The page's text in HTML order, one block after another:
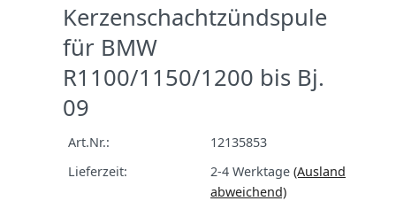
Kerzenschachtzündspule
für BMW
R1100/1150/1200 bis Bj.
09
Art.Nr.:
12135853
Lieferzeit:
2-4 Werktage (Ausland
abweichend)